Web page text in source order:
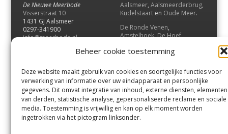
Beheer cookie toestemming
Deze website maakt gebruik van cookies en soortgelijke functies voor
verwerking van informatie over uw eindapparaat en persoonlijke
gegevens. Dit omvat integratie van inhoud, externe diensten, elementen
van derden, statistische analyse, gepersonaliseerde reclame en sociale
media. Toestemming is vrijwillig en kan op elk moment worden
ingetrokken via het pictogram linksonder.
De Nieuwe Meerbode
Visserstraat 10
1431 GJ Aalsmeer
0297-341900
info@meerbode.nl
Aalsmeer, Aalsmeerderbrug,
Kudelstaart en Oude Meer.
De Ronde Venen,
Amstelhoek,De Hoef,
Vrouwenakker,Waverveen
UithoornenDe Kwakel.
Contact
Andere uitgaven
Bezorgklacht